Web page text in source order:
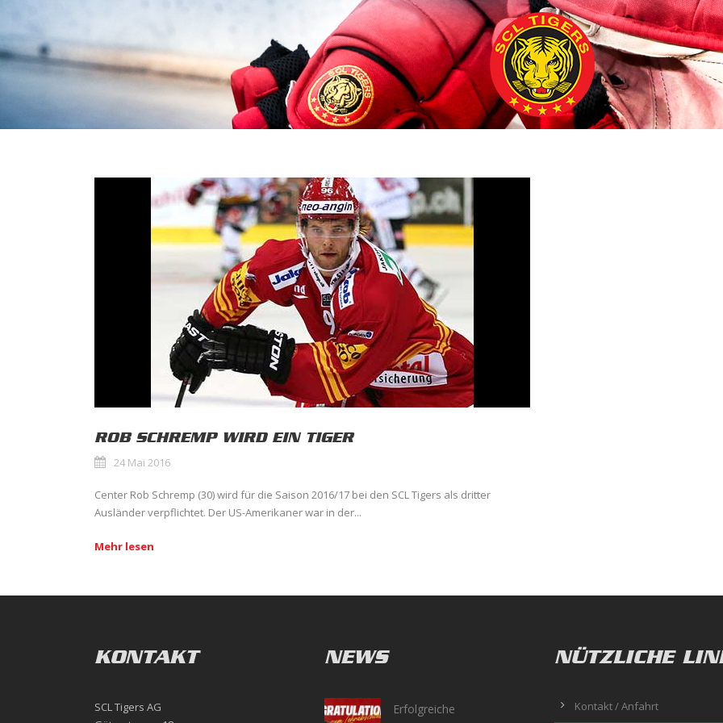
ROB SCHREMP WIRD EIN TIGER
24 Mai 2016
Center Rob Schremp (30) wird für die Saison 2016/17 bei den SCL Tigers als dritter
Ausländer verpflichtet. Der US-Amerikaner war in der...
Mehr lesen
KONTAKT
SCL Tigers AG
NEWS
Erfolgreiche
NÜTZLICHE
Kontakt / Anfahrt